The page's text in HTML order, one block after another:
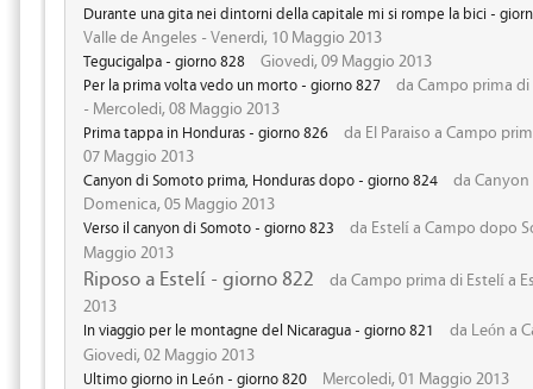
Durante una gita nei dintorni della capitale mi si rompe la bici -
Valle de Angeles - Venerdi, 10 Maggio 2013
Tegucigalpa - giorno 828 Giovedi, 09 Maggio 2013
Per la prima volta vedo un morto - giorno 827
da Campo prima
- Mercoledi, 08 Maggio 2013
Prima tappa in Honduras - giorno 826
da El Paraiso a Campo
07 Maggio 2013
Canyon di Somoto prima, Honduras dopo - giorno 824
da Canyon
Domenica, 05 Maggio 2013
Verso il canyon di Somoto - giorno 823
da Estelí a Campo dopo
Maggio 2013
Riposo a Estelí - giorno 822
da Campo prima di Estelí a
2013
In viaggio per le montagne del Nicaragua - giorno 821
da León a
Giovedi, 02 Maggio 2013
Ultimo giorno in León - giorno 820 Mercoledi, 01 Maggio 2013